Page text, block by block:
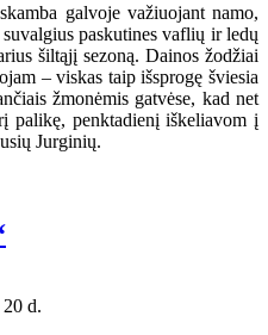
galvoje važiuojant namo,
paskutines vaflių ir ledų
šiltąjį sezoną. Dainos žodžiai
– viskas taip išsprogę šviesia
žmonėmis gatvėse, kad net
palikę, penktadienį iškeliavom į
Jurginių.
d.